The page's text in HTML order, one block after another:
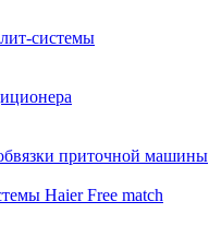
системы
приточной машины
Haier Free match